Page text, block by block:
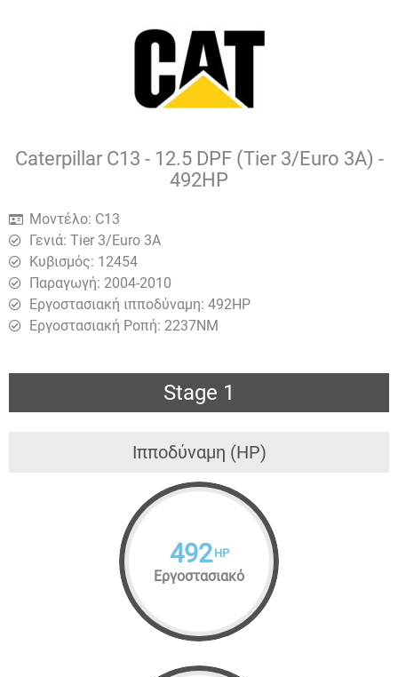
Caterpillar C13 - 12.5 DPF (Tier 3/Euro 3A) -
492HP
Μοντέλο: C13
Γενιά: Tier 3/Euro 3A
Κυβισμός: 12454
Παραγωγή: 2004-2010
Εργοστασιακή ιπποδύναμη: 492HP
Εργοστασιακή Ροπή: 2237ΝΜ
Stage 1
Ιπποδύναμη (HP)
492 HP
Εργοστασιακό